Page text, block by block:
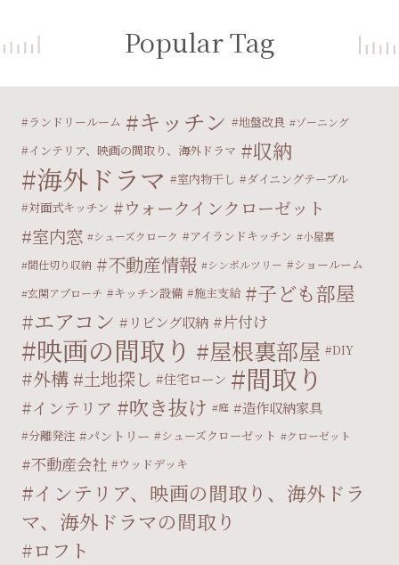
Popular Tag
ランドリールーム キッチン 地盤改良 ゾーニング
インテリア、映画の間取り、海外ドラマ 収納
海外ドラマ 室内物干し
ダイニングテーブル
対面式キッチン
ウォークインクローゼット
室内窓 シューズクローク アイランドキッチン
小屋裏
間仕切り収納
不動産情報 シンボルツリー ショールーム
玄関アプローチ キッチン設備 施主支給 子ども部屋
エアコン リビング収納 片付け
映画の間取り 屋根裏部屋 DIY
外構 土地探し 住宅ローン 間取り
インテリア 吹き抜け 庭 造作収納家具
分離発注 パントリー シューズクローゼット クローゼット
不動産会社 ウッドデッキ
インテリア、映画の間取り、海外ドラ
マ、海外ドラマの間取り
ロフト